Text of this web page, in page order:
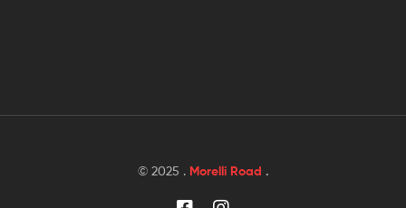
© 2025 . Morelli Road .